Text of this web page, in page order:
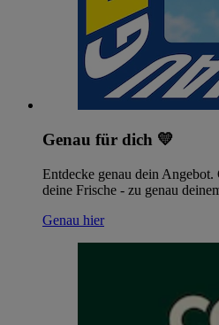
Genau für dich 💛
Entdecke genau dein
deine Frische - zu genau
Genau hier